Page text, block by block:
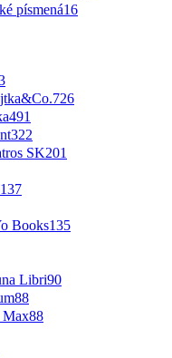
písmená16
726
491
322
SK201
137
Books135
Libri90
88
88